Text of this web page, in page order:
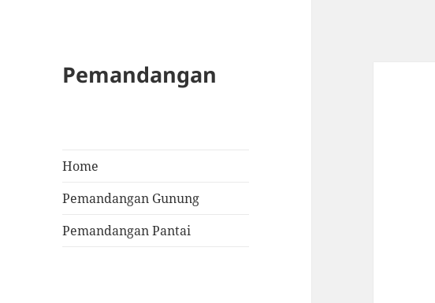
Pemandangan
Home
Pemandangan Gunung
Pemandangan Pantai